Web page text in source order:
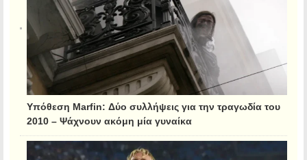
Υπόθεση Marfin: Δύο συλλήψεις για την τραγωδία του
2010 – Ψάχνουν ακόμη μία γυναίκα